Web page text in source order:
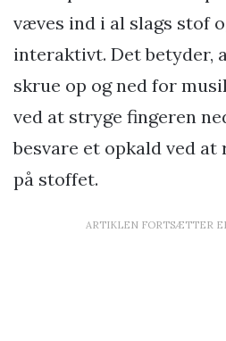
væves ind i al slags stof
interaktivt. Det betyder,
skrue op og ned for
ved at stryge fingeren
besvare et opkald ved
på stoffet.
ARTIKLEN FORTSÆTTER